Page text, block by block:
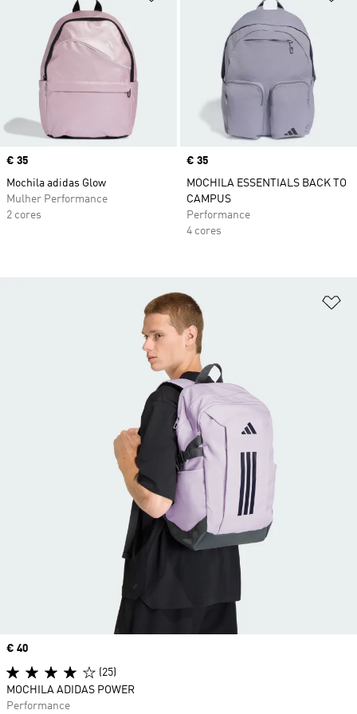
Price
€ 35
Mochila adidas Glow
Mulher Performance
2 cores
Price
€ 35
MOCHILA ESSENTIALS BACK TO
CAMPUS
Performance
4 cores
Price
€ 40
(25)
MOCHILA ADIDAS POWER
Performance